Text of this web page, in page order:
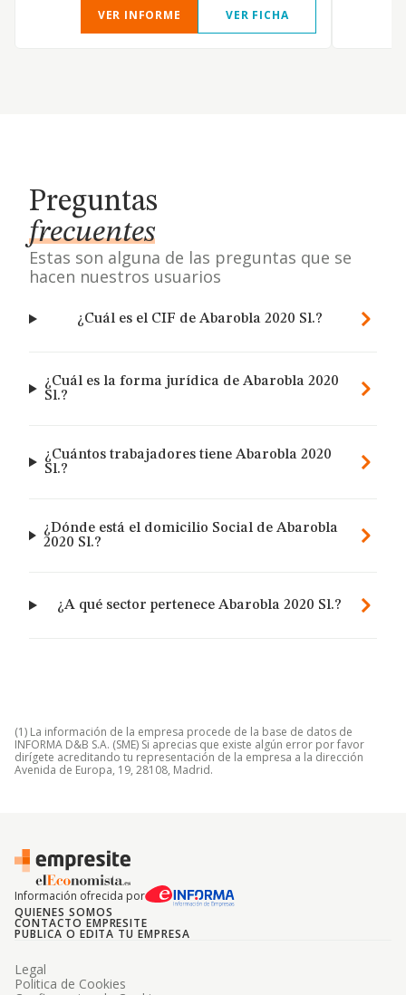
VER INFORME
VER FICHA
Preguntas
frecuentes
Estas son alguna de las preguntas que se
hacen nuestros usuarios
¿Cuál es el CIF de Abarobla 2020 Sl.?
¿Cuál es la forma jurídica de Abarobla 2020
Sl.?
¿Cuántos trabajadores tiene Abarobla 2020
Sl.?
¿Dónde está el domicilio Social de Abarobla
2020 Sl.?
¿A qué sector pertenece Abarobla 2020 Sl.?
(1) La información de la empresa procede de la base de datos de
INFORMA D&B S.A. (SME) Si aprecias que existe algún error por favor
dirígete acreditando tu representación de la empresa a la dirección
Avenida de Europa, 19, 28108, Madrid.
Información ofrecida por
QUIENES SOMOS
CONTACTO EMPRESITE
PUBLICA O EDITA TU EMPRESA
Legal
Politica de Cookies